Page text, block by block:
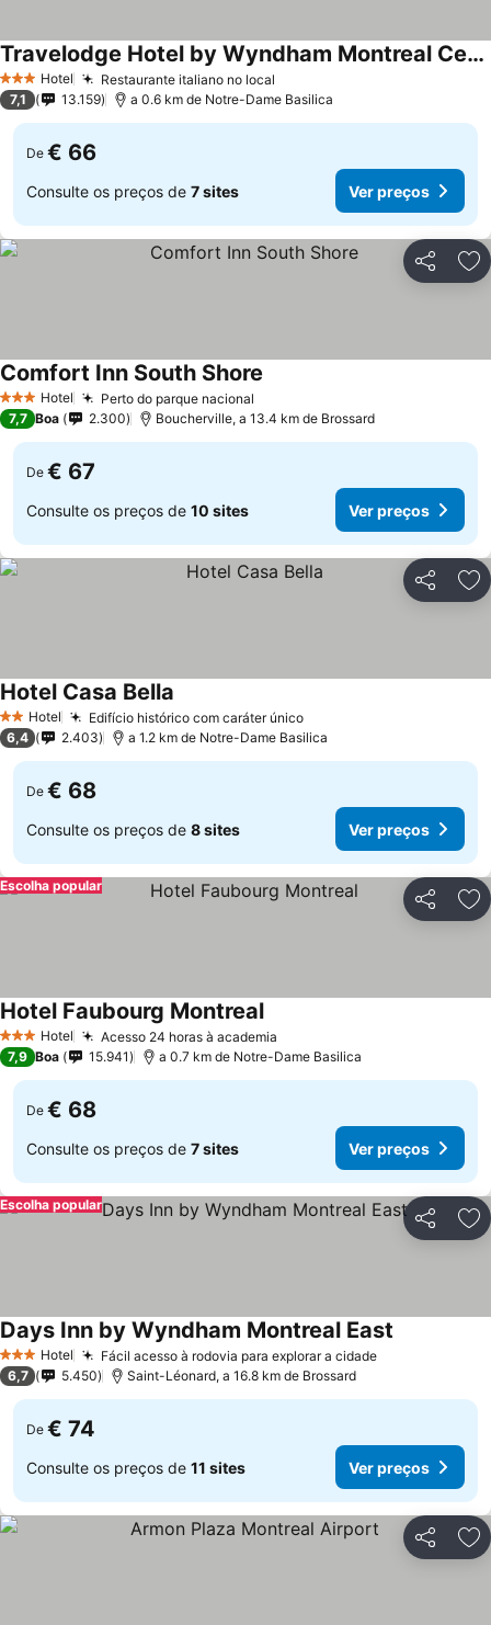
3 EstrelasHotel Restaurante italiano no local
Travelodge Hotel by Wyndham Montreal Centre
7,1 13.159 a 0.6 km de Notre-Dame Basilica
De € 66
Consulte os preços de 7 sites Ver preços
Partilhar
3 EstrelasHotel Perto do parque nacional
Comfort Inn South Shore
7,7 Boa 2.300 Boucherville, a 13.4 km de Brossard
De € 67
Consulte os preços de 10 sites Ver preços
Partilhar
2 Estrelas
Hotel Edifício histórico com caráter único
Hotel Casa Bella
6,4 2.403 a 1.2 km de Notre-Dame Basilica
De € 68
Consulte os preços de 8 sites Ver preços
Partilhar
Escolha popular
3 EstrelasHotel Acesso 24 horas à academia
Hotel Faubourg Montreal
7,9 Boa 15.941 a 0.7 km de Notre-Dame Basilica
De € 68
Consulte os preços de 7 sites Ver preços
Partilhar
Escolha popular
3 EstrelasHotel Fácil acesso à rodovia para explorar a cidade
Days Inn by Wyndham Montreal East
6,7 5.450 Saint-Léonard, a 16.8 km de Brossard
De € 74
Consulte os preços de 11 sites Ver preços
Partilhar